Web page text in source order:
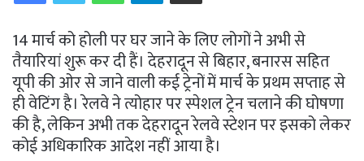
14 मार्च को होली पर घर जाने के लिए लोगों ने अभी से
तैयारियां शुरू कर दी हैं। देहरादून से बिहार, बनारस सहित
यूपी की ओर से जाने वाली कई ट्रेनों में मार्च के प्रथम सप्ताह से
ही वेटिंग है। रेलवे ने त्योहार पर स्पेशल ट्रेन चलाने की घोषणा
की है, लेकिन अभी तक देहरादून रेलवे स्टेशन पर इसको लेकर
कोई अधिकारिक आदेश नहीं आया है।